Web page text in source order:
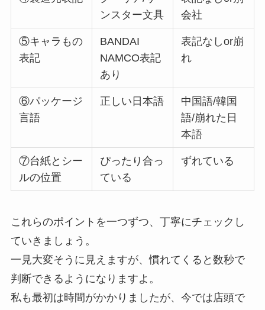
ンスター文具
会社
⑤キャラもの
表記
BANDAI
NAMCO表記
あり
表記なしor崩
れ
⑥パッケージ
言語
正しい日本語
中国語/韓国
語/崩れた日
本語
⑦台紙とシー
ルの位置
ぴったり合っ
ている
ずれている
これらのポイントを一つずつ、丁寧にチェックし
ていきましょう。
一見大変そうに見えますが、慣れてくると数秒で
判断できるようになりますよ。
私も最初は時間がかかりましたが、今では店頭で